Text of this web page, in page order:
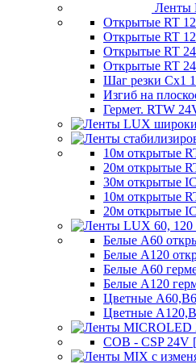
Ленты
Открытые RT
Открытые RT
Открытые RT
Открытые RT
Шаг резки Cx1
Изгиб на
Гермет. RTW
10м открытые
20м открытые
30м открытые
10м открытые
20м открытые
Белые A60
Белые A120
Белые A60
Белые A120
Цветные
Цветные
COB - CSP 24V